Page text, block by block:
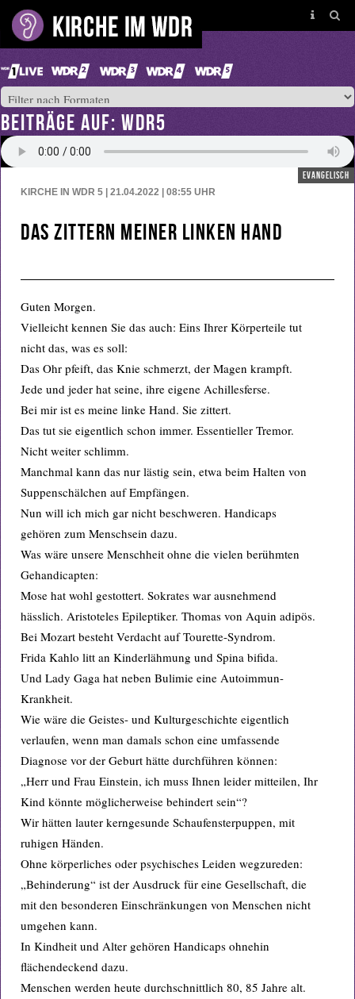
BEITRÄGE AUF: WDR5
evangelisch
KIRCHE IN WDR 5 | 21.04.2022 | 08:55 UHR
Das Zittern meiner linken Hand
Guten Morgen.
Vielleicht kennen Sie das auch: Eins Ihrer Körperteile tut
nicht das, was es soll:
Das Ohr pfeift, das Knie schmerzt, der Magen krampft.
Jede und jeder hat seine, ihre eigene Achillesferse.
Bei mir ist es meine linke Hand. Sie zittert.
Das tut sie eigentlich schon immer. Essentieller Tremor.
Nicht weiter schlimm.
Manchmal kann das nur lästig sein, etwa beim Halten von
Suppenschälchen auf Empfängen.
Nun will ich mich gar nicht beschweren. Handicaps
gehören zum Menschsein dazu.
Was wäre unsere Menschheit ohne die vielen berühmten
Gehandicapten:
Mose hat wohl gestottert. Sokrates war ausnehmend
hässlich. Aristoteles Epileptiker. Thomas von Aquin adipös.
Bei Mozart besteht Verdacht auf Tourette-Syndrom.
Frida Kahlo litt an Kinderlähmung und Spina bifida.
Und Lady Gaga hat neben Bulimie eine Autoimmun-
Krankheit.
Wie wäre die Geistes- und Kulturgeschichte eigentlich
verlaufen, wenn man damals schon eine umfassende
Diagnose vor der Geburt hätte durchführen können:
„Herr und Frau Einstein, ich muss Ihnen leider mitteilen, Ihr
Kind könnte möglicherweise behindert sein“?
Wir hätten lauter kerngesunde Schaufensterpuppen, mit
ruhigen Händen.
Ohne körperliches oder psychisches Leiden wegzureden:
„Behinderung“ ist der Ausdruck für eine Gesellschaft, die
mit den besonderen Einschränkungen von Menschen nicht
umgehen kann.
In Kindheit und Alter gehören Handicaps ohnehin
flächendeckend dazu.
Menschen werden heute durchschnittlich 80, 85 Jahre alt.